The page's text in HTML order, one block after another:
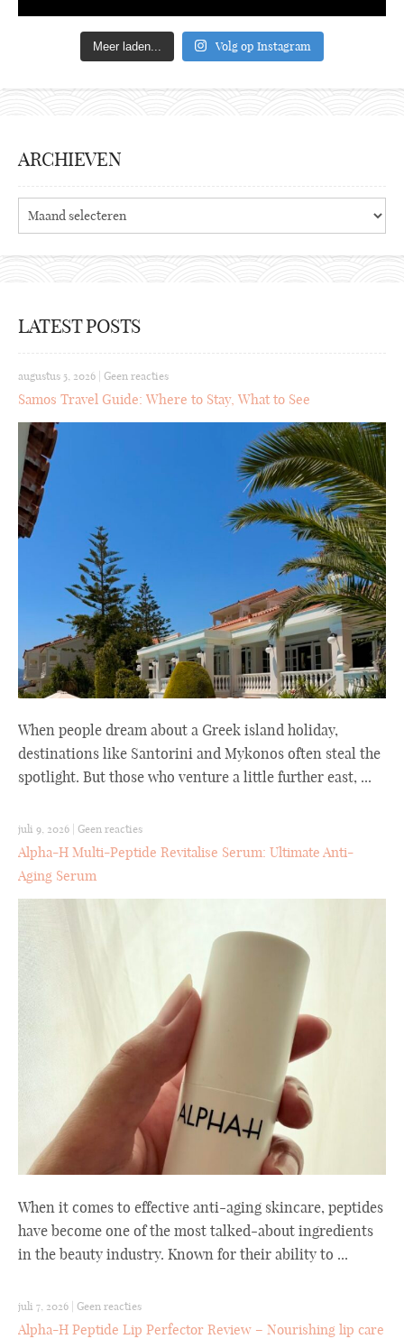
Meer laden... Volg op Instagram
ARCHIEVEN
LATEST POSTS
augustus 5, 2026 | Geen reacties
Samos Travel Guide: Where to Stay, What to See
When people dream about a Greek island holiday,
destinations like Santorini and Mykonos often steal the
spotlight. But those who venture a little further east, ...
juli 9, 2026 Geen reacties
Alpha-H Multi-Peptide Revitalise Serum: Ultimate Anti-
Aging Serum
When it comes to effective anti-aging skincare, peptides
have become one of the most talked-about ingredients
in the beauty industry. Known for their ability to ...
juli 7, 2026 | Geen reacties
Alpha-H Peptide Lip Perfector Review – Nourishing lip care